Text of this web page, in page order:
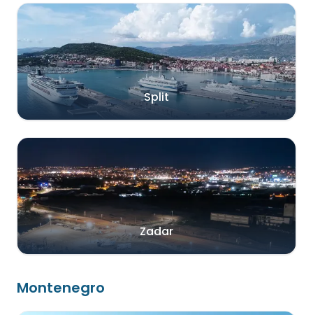
Split
Zadar
Montenegro